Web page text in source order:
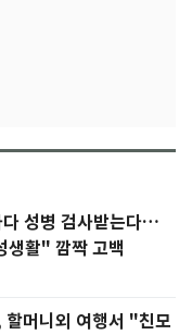
성병 검사받는다…
생활" 깜짝 고백
머니외 여행서 "친모